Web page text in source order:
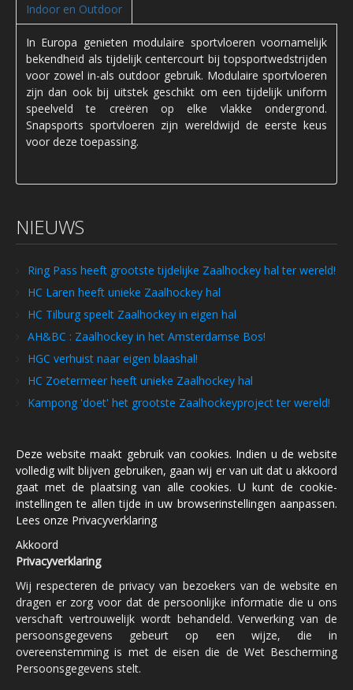
Indoor en Outdoor
In Europa genieten modulaire sportvloeren voornamelijk
bekendheid als tijdelijk centercourt bij topsportwedstrijden
voor zowel in-als outdoor gebruik. Modulaire sportvloeren
zijn dan ook bij uitstek geschikt om een tijdelijk uniform
speelveld te creëren op elke vlakke ondergrond.
Snapsports sportvloeren zijn wereldwijd de eerste keus
voor deze toepassing.
NIEUWS
Ring Pass heeft grootste tijdelijke Zaalhockey hal ter wereld!
HC Laren heeft unieke Zaalhockey hal
HC Tilburg speelt Zaalhockey in eigen hal
AH&BC : Zaalhockey in het Amsterdamse Bos!
HGC verhuist naar eigen blaashal!
HC Zoetermeer heeft unieke Zaalhockey hal
Kampong 'doet' het grootste Zaalhockeyproject ter wereld!
Deze website maakt gebruik van cookies. Indien u de website
volledig wilt blijven gebruiken, gaan wij er van uit dat u akkoord
gaat met de plaatsing van alle cookies. U kunt de cookie-
instellingen te allen tijde in uw browserinstellingen aanpassen.
Lees onze Privacyverklaring
Akkoord
Privacyverklaring
Wij respecteren de privacy van bezoekers van de website en
dragen er zorg voor dat de persoonlijke informatie die u ons
verschaft vertrouwelijk wordt behandeld. Verwerking van de
persoonsgegevens gebeurt op een wijze, die in
overeenstemming is met de eisen die de Wet Bescherming
Persoonsgegevens stelt.